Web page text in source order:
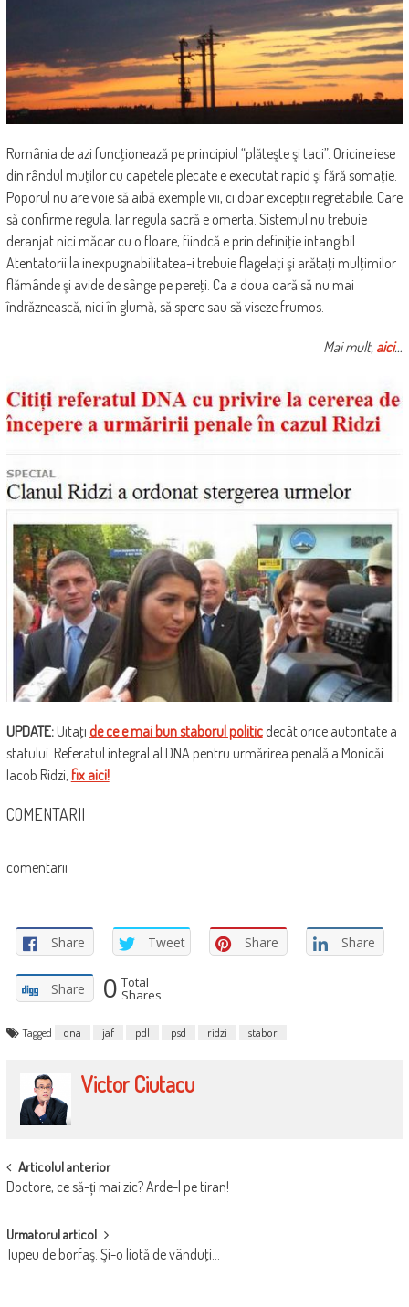
România de azi funcţionează pe principiul “plăteşte şi taci”. Oricine iese
din rândul muţilor cu capetele plecate e executat rapid şi fără somaţie.
Poporul nu are voie să aibă exemple vii, ci doar excepţii regretabile. Care
să confirme regula. Iar regula sacră e omerta. Sistemul nu trebuie
deranjat nici măcar cu o floare, fiindcă e prin definiţie intangibil.
Atentatorii la inexpugnabilitatea-i trebuie flagelaţi şi arătaţi mulţimilor
flămânde şi avide de sânge pe pereţi. Ca a doua oară să nu mai
îndrăznească, nici în glumă, să spere sau să viseze frumos.
Mai mult, aici…
UPDATE: Uitaţi de ce e mai bun staborul politicdecât orice autoritate a
statului. Referatul integral al DNA pentru urmărirea penală a Monicăi
Iacob Ridzi, fix aici!
COMENTARII
comentarii
Share Tweet Share Share
Share 0 Total
Shares
Tagged dna jaf pdl psd ridzi stabor
Victor Ciutacu
POST
NAVIGATION
Articolul anterior
Doctore, ce să-ți mai zic? Arde-l pe tiran!
Urmatorul articol
Tupeu de borfaş. Şi-o liotă de vânduţi…